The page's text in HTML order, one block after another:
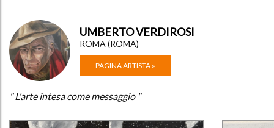
UMBERTO VERDIROSI
ROMA (ROMA)
PAGINA ARTISTA »
" L'arte intesa come messaggio "